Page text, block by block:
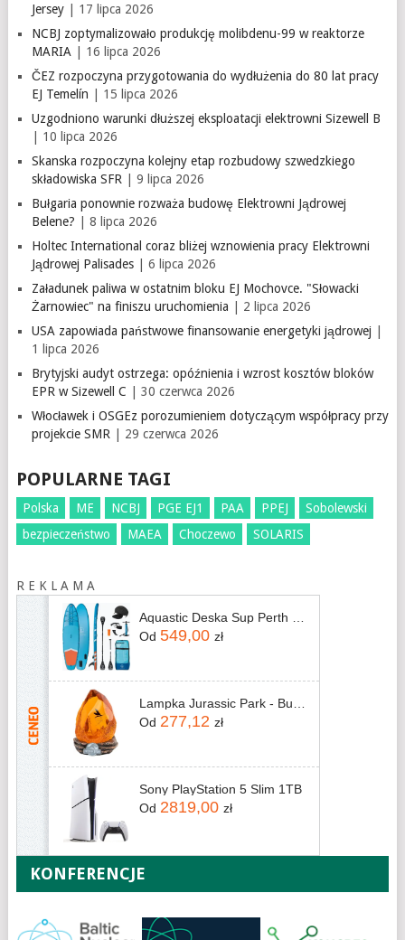
Jersey| 17 lipca 2026
NCBJ zoptymalizowało produkcję molibdenu-99 w reaktorze
MARIA | 16 lipca 2026
ČEZ rozpoczyna przygotowania do wydłużenia do 80 lat pracy
EJ Temelín | 15 lipca 2026
Uzgodniono warunki dłuższej eksploatacji elektrowni Sizewell B
| 10 lipca 2026
Skanska rozpoczyna kolejny etap rozbudowy szwedzkiego
składowiska SFR | 9 lipca 2026
Bułgaria ponownie rozważa budowę Elektrowni Jądrowej
Belene? | 8 lipca 2026
Holtec International coraz bliżej wznowienia pracy Elektrowni
Jądrowej Palisades| 6 lipca 2026
Załadunek paliwa w ostatnim bloku EJ Mochovce. "Słowacki
Żarnowiec" na finiszu uruchomienia | 2 lipca 2026
USA zapowiada państwowe finansowanie energetyki jądrowej
1 lipca 2026
Brytyjski audyt ostrzega: opóźnienia i wzrost kosztów bloków
EPR w Sizewell C | 30 czerwca 2026
Włocławek i OSGEz porozumieniem dotyczącym współpracy przy
projekcie SMR | 29 czerwca 2026
POPULARNE TAGI
Polska ME NCBJ PGE EJ1 PAA PPEJ
Sobolewski
bezpieczeństwo
MAEA Choczewo SOLARIS
R E K L A M A
Od 549,00 zł
Od 277,12 zł
Sony PlayStation 5 Slim 1TB
Od 2819,00 zł
KONFERENCJE